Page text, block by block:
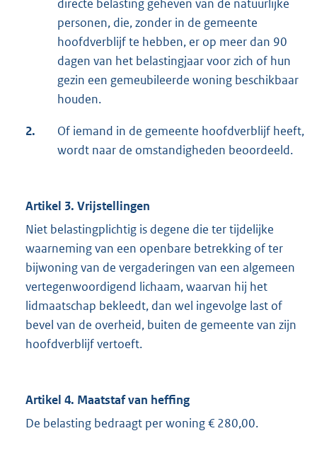
directe belasting geheven van de natuurlijke
personen, die, zonder in de gemeente
hoofdverblijf te hebben, er op meer dan 90
dagen van het belastingjaar voor zich of hun
gezin een gemeubileerde woning beschikbaar
houden.
2.
Of iemand in de gemeente hoofdverblijf heeft,
wordt naar de omstandigheden beoordeeld.
Artikel 3. Vrijstellingen
Niet belastingplichtig is degene die ter tijdelijke
waarneming van een openbare betrekking of ter
bijwoning van de vergaderingen van een algemeen
vertegenwoordigend lichaam, waarvan hij het
lidmaatschap bekleedt, dan wel ingevolge last of
bevel van de overheid, buiten de gemeente van zijn
hoofdverblijf vertoeft.
Artikel 4. Maatstaf van heffing
De belasting bedraagt per woning € 280,00.